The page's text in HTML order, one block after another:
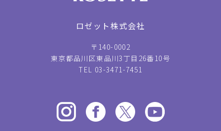
ロゼット株式会社
〒140-0002
東京都品川区東品川3丁目26番10号
TEL 03-3471-7451